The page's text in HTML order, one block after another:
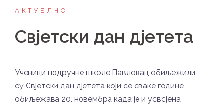
АКТУЕЛНО
Свјетски дан дјетета
Ученици подручне школе Павловац обиљежили
су Свјетски дан дјетета који се сваке године
обиљежава 20. новембра када је и усвојена